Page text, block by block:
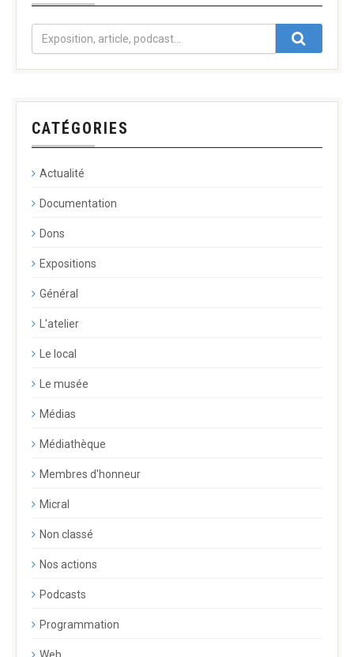
CATÉGORIES
Actualité
Documentation
Dons
Expositions
Général
L'atelier
Le local
Le musée
Médias
Médiathèque
Membres d'honneur
Micral
Non classé
Nos actions
Podcasts
Programmation